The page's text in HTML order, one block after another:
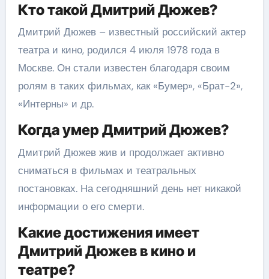
Кто такой Дмитрий Дюжев?
Дмитрий Дюжев – известный российский актер
театра и кино, родился 4 июля 1978 года в
Москве. Он стали известен благодаря своим
ролям в таких фильмах, как «Бумер», «Брат-2»,
«Интерны» и др.
Когда умер Дмитрий Дюжев?
Дмитрий Дюжев жив и продолжает активно
сниматься в фильмах и театральных
постановках. На сегодняшний день нет никакой
информации о его смерти.
Какие достижения имеет
Дмитрий Дюжев в кино и
театре?